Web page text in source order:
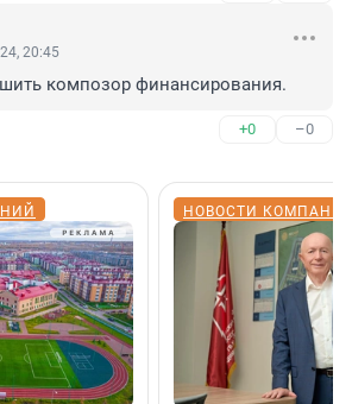
20:45
композор финансирования.
+0 –0
НОВОСТИ